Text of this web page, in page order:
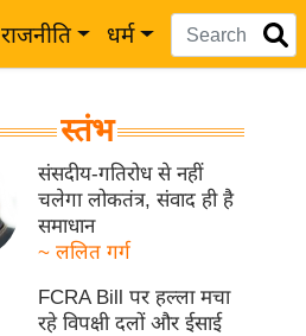
राजनीति धर्म
स्तंभ
संसदीय-गतिरोध से नहीं
चलेगा लोकतंत्र, संवाद ही है
समाधान
~ ललित गर्ग
FCRA Bill पर हल्ला मचा
रहे विपक्षी दलों और ईसाई